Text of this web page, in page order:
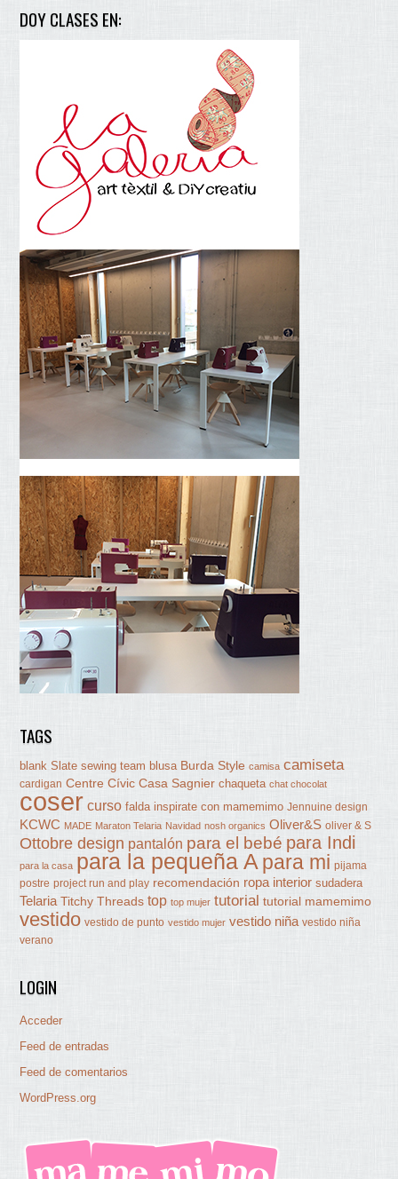
DOY CLASES EN:
TAGS
blank Slate sewing team blusa Burda Style camisa camiseta
cardigan Centre Cívic Casa Sagnier chaqueta chat chocolat
coser curso falda inspirate con mamemimo Jennuine design
KCWC MADE Maraton Telaria Navidad nosh organics Oliver&S oliver & S
Ottobre design pantalón para el bebé para Indi
para la casa para la pequeña A para mi pijama
postre project run and play recomendación ropa interior sudadera
Telaria Titchy Threads top top mujer tutorial tutorial mamemimo
vestido vestido de punto vestido mujer vestido niña vestido niña
verano
LOGIN
Acceder
Feed de entradas
Feed de comentarios
WordPress.org